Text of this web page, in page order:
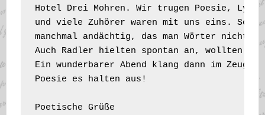
Hotel Drei Mohren. Wir trugen Poesie, Lyrik
und viele Zuhörer waren mit uns eins.
manchmal andächtig, das man Wörter nicht
Auch Radler hielten spontan an, wollten
Ein wunderbarer Abend klang dann im
Poesie es halten aus!
Poetische Grüße